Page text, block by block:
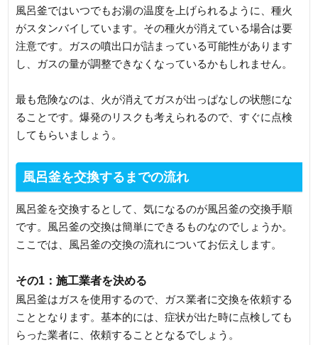
風呂釜ではいつでもお湯の温度を上げられるように、種火
がスタンバイしています。その種火が消えている場合は要
注意です。ガスの噴出口が詰まっている可能性があります
し、ガスの量が調整できなくなっているかもしれません。
最も危険なのは、火が消えてガスが出っぱなしの状態にな
ることです。爆発のリスクも考えられるので、すぐに点検
してもらいましょう。
風呂釜を交換するまでの流れ
風呂釜を交換するとして、気になるのが風呂釜の交換手順
です。風呂釜の交換は簡単にできるものなのでしょうか。
ここでは、風呂釜の交換の流れについてお伝えします。
その1：施工業者を決める
風呂釜はガスを使用するので、ガス業者に交換を依頼する
こととなります。基本的には、症状が出た時に点検しても
らった業者に、依頼することとなるでしょう。